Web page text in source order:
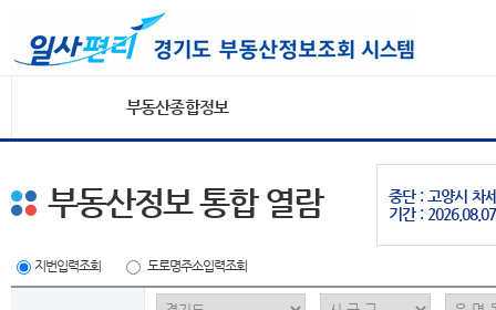
부동산종합정보
중단 : 고양시 차
기간 :
부동산정보 통합 열람
지번입력조회 도로명주소입력조회